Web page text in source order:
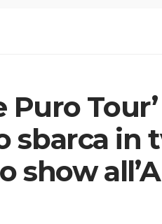
Puro
sbarca in
show